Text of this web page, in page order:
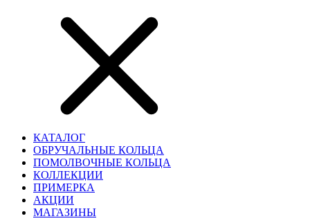
КАТАЛОГ
ОБРУЧАЛЬНЫЕ КОЛЬЦА
ПОМОЛВОЧНЫЕ КОЛЬЦА
КОЛЛЕКЦИИ
ПРИМЕРКА
АКЦИИ
МАГАЗИНЫ